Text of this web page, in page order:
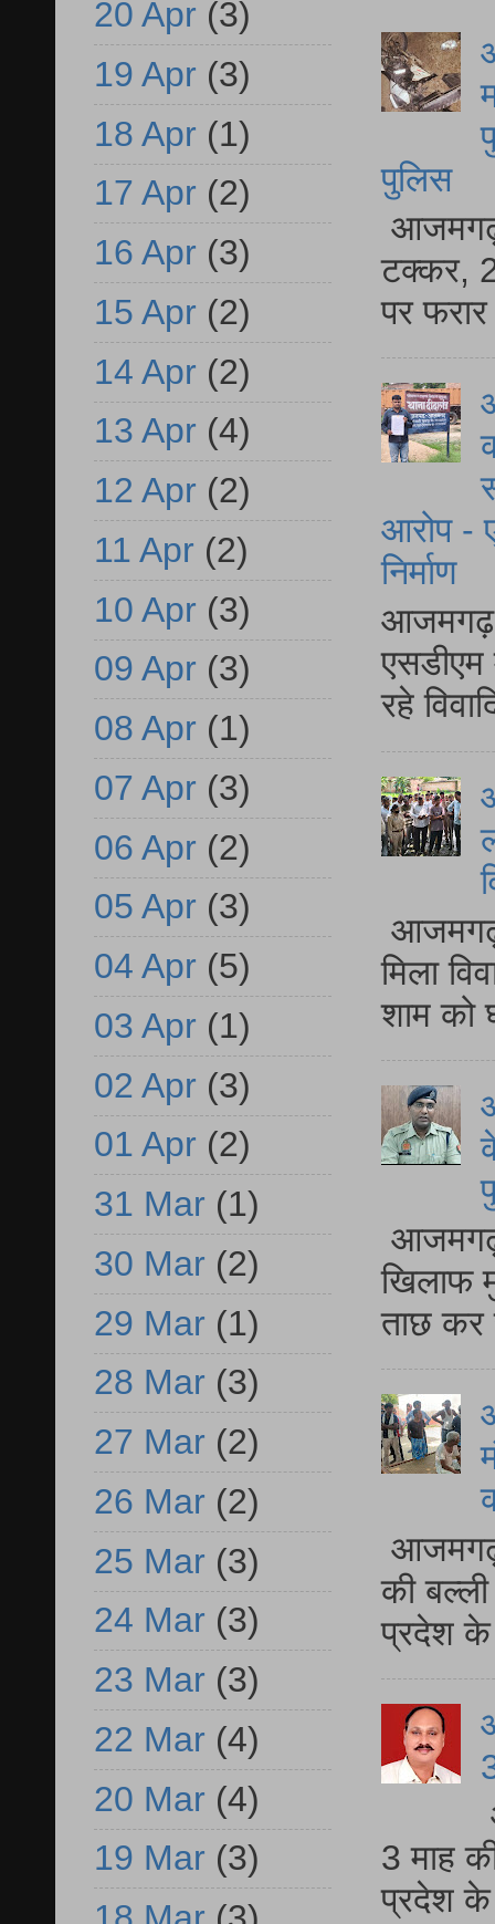
पुलिस
आजमगढ़
टक्कर,
पर
आरोप -
निर्माण
आजमगढ़
एसडीएम
रहे
आजमगढ़
मिला
शाम को
आजमगढ़
खिलाफ
ताछ कर
आजमगढ़
की
प्रदेश
3 माह
प्रदेश
20 Apr (3)
19 Apr (3)
18 Apr (1)
17 Apr (2)
16 Apr (3)
15 Apr (2)
14 Apr (2)
13 Apr (4)
12 Apr (2)
11 Apr (2)
10 Apr (3)
09 Apr (3)
08 Apr (1)
07 Apr (3)
06 Apr (2)
05 Apr (3)
04 Apr (5)
03 Apr (1)
02 Apr (3)
01 Apr (2)
31 Mar (1)
30 Mar (2)
29 Mar (1)
28 Mar (3)
27 Mar (2)
26 Mar (2)
25 Mar (3)
24 Mar (3)
23 Mar (3)
22 Mar (4)
20 Mar (4)
19 Mar (3)